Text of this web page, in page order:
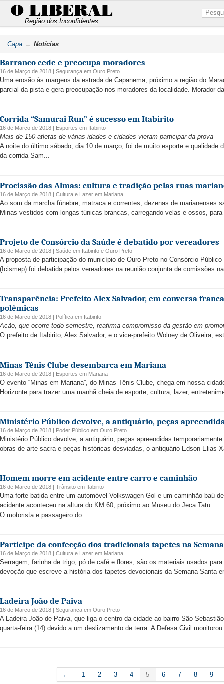
O LIBERAL
Região dos Inconfidentes
Capa Notícias
Barranco cede e preocupa moradores
16 de Março de 2018 | Segurança em Ouro Preto
Uma erosão às margens da estrada de Capanema, próximo a região do
parcial da pista e gera preocupação nos moradores da localidade. Morador
Corrida “Samurai Run” é sucesso em Itabirito
16 de Março de 2018 | Esportes em Itabirito
Mais de 150 atletas de várias idades e cidades vieram participar da prova
A noite do último sábado, dia 10 de março, foi de muito esporte e
da corrida Sam...
Procissão das Almas: cultura e tradição pelas ruas
16 de Março de 2018 | Cultura e Lazer em Mariana
Ao som da marcha fúnebre, matraca e correntes, dezenas de marianenses
Minas vestidos com longas túnicas brancas, carregando velas e ossos,
Projeto de Consórcio da Saúde é debatido por vereadores
16 de Março de 2018 | Saúde em Itabirito e Ouro Preto
A proposta de participação do município de Ouro Preto no Consórcio
(Icismep) foi debatida pelos vereadores na reunião conjunta de comissões
Transparência: Prefeito Alex Salvador, em conversa
polêmicas
16 de Março de 2018 | Política em Itabirito
Ação, que ocorre todo semestre, reafirma compromisso da gestão em
O prefeito de Itabirito, Alex Salvador, e o vice-prefeito Wolney de Oliveira,
Minas Tênis Clube desembarca em Mariana
16 de Março de 2018 | Esportes em Mariana
O evento “Minas em Mariana”, do Minas Tênis Clube, chega em nossa
Horizonte para trazer uma manhã cheia de esporte, cultura, lazer,
Ministério Público devolve, a antiquário, peças
16 de Março de 2018 | Poder Público em Ouro Preto
Ministério Público devolve, a antiquário, peças apreendidas
obras de arte sacra e peças históricas desviadas, o antiquário Edson Elias
Homem morre em acidente entre carro e caminhão
16 de Março de 2018 | Trânsito em Itabirito
Uma forte batida entre um automóvel Volkswagen Gol e um caminhão baú
acidente aconteceu na altura do KM 60, próximo ao Museu do Jeca Tatu.
O motorista e passageiro do...
Participe da confecção dos tradicionais tapetes na
16 de Março de 2018 | Cultura e Lazer em Mariana
Serragem, farinha de trigo, pó de café e flores, são os materiais usados
devoção que escreve a história dos tapetes devocionais da Semana Santa
Ladeira João de Paiva
16 de Março de 2018 | Segurança em Ouro Preto
A Ladeira João de Paiva, que liga o centro da cidade ao bairro São
quarta-feira (14) devido a um deslizamento de terra. A Defesa Civil
← 1 2 3 4 5 6 7 8 9